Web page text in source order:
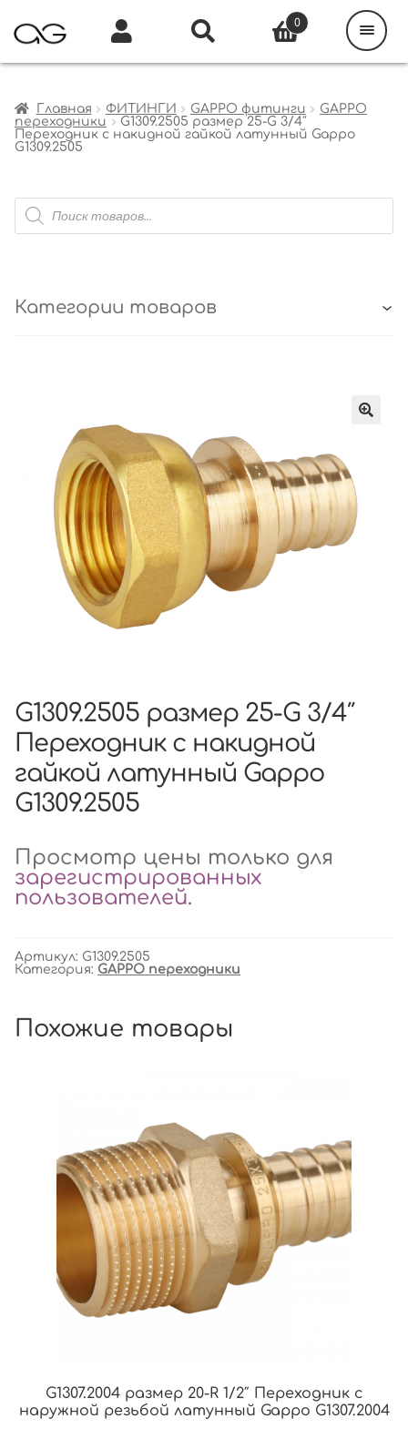
Главная ФИТИНГИ GAPPO фитинги
GAPPO
переходники
G1309.2505 размер 25-G 3/4″
Переходник с накидной гайкой латунный Gappo
G1309.2505
Поиск
товаров
Категории товаров
G1309.2505 размер 25-G 3/4″
Переходник с накидной
гайкой латунный Gappo
G1309.2505
Просмотр цены только для
зарегистрированных
пользователей.
Артикул: G1309.2505
Категория: GAPPO переходники
Похожие товары
G1307.2004 размер 20-R 1/2″ Переходник с
наружной резьбой латунный Gappo G1307.2004
0